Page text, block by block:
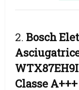
2.Bosch
Classe A+++